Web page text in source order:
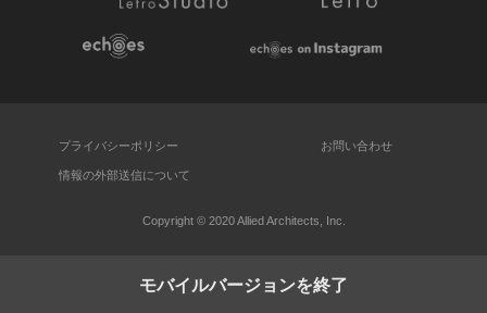
プライバシーポリシー お問い合わせ
情報の外部送信について
Copyright © 2020 Allied Architects, Inc.
モバイルバージョンを終了